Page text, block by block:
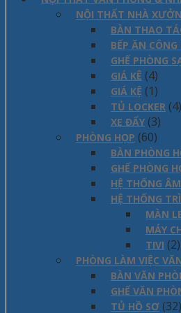
NỘI THẤT NHÀ
BÀN THAO
BẾP ĂN CÔNG
GHẾ PHÒNG
GIÁ KÊ (4)
GIÁ KỆ (1)
TỦ LOCKER (4)
XE ĐẨY (3)
PHÒNG HỌP (60)
BÀN PHÒNG
GHẾ PHÒNG
HỆ THỐNG
HỆ THỐNG
MÀN
MÁY
TIVI (2)
PHÒNG LÀM VIỆC
BÀN VĂN
GHẾ VĂN
TỦ HỒ SƠ (32)